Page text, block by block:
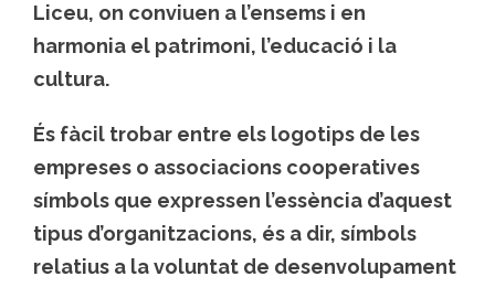
Liceu, on conviuen a l’ensems i en
harmonia el patrimoni, l’educació i la
cultura.
És fàcil trobar entre els logotips de les
empreses o associacions cooperatives
símbols que expressen l’essència d’aquest
tipus d’organitzacions, és a dir, símbols
relatius a la voluntat de desenvolupament